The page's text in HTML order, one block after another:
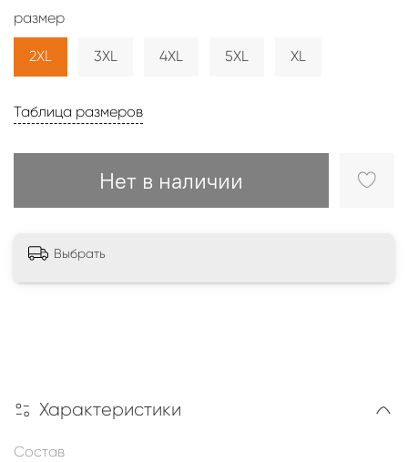
Таблица размеров
Нет в наличии
размер
2XL 3XL 4XL 5XL XL
Выбрать
Характеристики
Состав